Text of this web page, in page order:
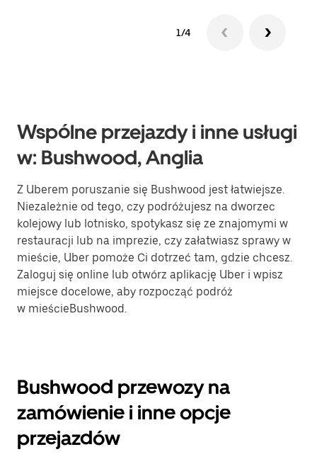
1/4
Wspólne przejazdy i inne usługi
w: Bushwood, Anglia
Z Uberem poruszanie się Bushwood jest łatwiejsze.
Niezależnie od tego, czy podróżujesz na dworzec
kolejowy lub lotnisko, spotykasz się ze znajomymi w
restauracji lub na imprezie, czy załatwiasz sprawy w
mieście, Uber pomoże Ci dotrzeć tam, gdzie chcesz.
Zaloguj się online lub otwórz aplikację Uber i wpisz
miejsce docelowe, aby rozpocząć podróż
w mieścieBushwood.
Bushwood przewozy na
zamówienie i inne opcje
przejazdów